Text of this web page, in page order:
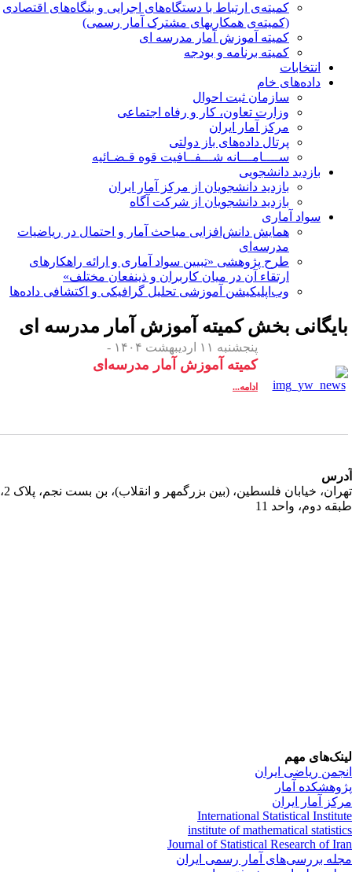
کمیته‌ی ارتباط با دستگاه‌های اجرایی و بنگاه‌های اقتصادی
(کمیته‌ی همکاریهای مشترک آمار رسمی)
کمیته آموزش آمار مدرسه ای
کمیته برنامه و بودجه
انتخابات
داده‌های خام
سازمان ثبت احوال
وزارت تعاون، کار و رفاه اجتماعی
مرکز آمار ایران
پرتال داده‌های باز دولتی
ســــامـــانه شـــفــافیت قوه قـضـائیه
بازدید دانشجویی
بازدید دانشجویان از مرکز آمار ایران
بازدید دانشجویان از شرکت آگاه
سواد آماری
همایش دانش‌افزایی مباحث آمار و احتمال در ریاضیات
مدرسه‌ای
طرح پژوهشی «تبیین سواد آماری و ارائه راهکارهای
ارتقاء آن در میان کاربران و ذینفعان مختلف»
وب‌اپلیکیشن آموزشی تحلیل گرافیکی و اکتشافی داده‌ها
بخشکمیته آموزش آمار مدرسه ای
پنجشنبه ۱۱ اردیبهشت ۱۴۰۴ -
کمیته آموزش آمار مدرسه‌ای
ادامه...
تهران، خیابان فلسطین، (بین بزرگمهر و انقلاب)، بن بست نجم، پلاک 2،
دوم، واحد 11
مهم
ریاضی ایران
آمار
آمار ایران
International Statistical
institute of mathematical
Journal of Statistical Research of
بررسی‌های آمار رسمی ایران